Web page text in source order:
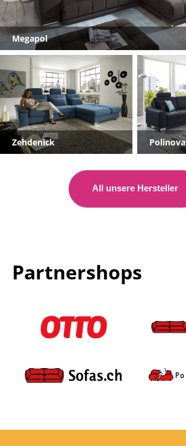
Megapol
Zehdenick Polinova
All unsere Hersteller
Partnershops